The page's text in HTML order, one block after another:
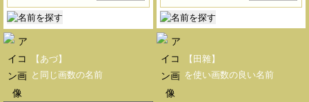
【あづ】
と同じ画数の名前
【田雜】
を使い画数の良い名前